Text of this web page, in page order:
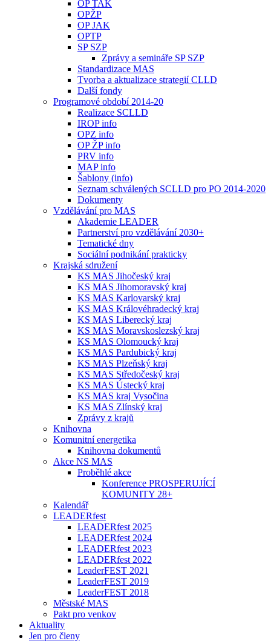
OP TAK
OPŽP
OP JAK
OPTP
SP SZP
Zprávy a semináře SP SZP
Standardizace MAS
Tvorba a aktualizace strategií CLLD
Další fondy
Programové období 2014-20
Realizace SCLLD
IROP info
OPZ info
OP ŽP info
PRV info
MAP info
Šablony (info)
Seznam schválených SCLLD pro PO 2014-2020
Dokumenty
Vzdělávání pro MAS
Akademie LEADER
Partnerství pro vzdělávání 2030+
Tematické dny
Sociální podnikání prakticky
Krajská sdružení
KS MAS Jihočeský kraj
KS MAS Jihomoravský kraj
KS MAS Karlovarský kraj
KS MAS Královéhradecký kraj
KS MAS Liberecký kraj
KS MAS Moravskoslezský kraj
KS MAS Olomoucký kraj
KS MAS Pardubický kraj
KS MAS Plzeňský kraj
KS MAS Středočeský kraj
KS MAS Ústecký kraj
KS MAS kraj Vysočina
KS MAS Zlínský kraj
Zprávy z krajů
Knihovna
Komunitní energetika
Knihovna dokumentů
Akce NS MAS
Proběhlé akce
Konference PROSPERUJÍCÍ
KOMUNITY 28+
Kalendář
LEADERfest
LEADERfest 2025
LEADERfest 2024
LEADERfest 2023
LEADERfest 2022
LeaderFEST 2021
LeaderFEST 2019
LeaderFEST 2018
Městské MAS
Pakt pro venkov
Aktuality
Jen pro členy